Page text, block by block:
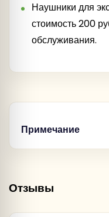
Наушники для
стоимость 200
обслуживания.
Примечание
Отзывы